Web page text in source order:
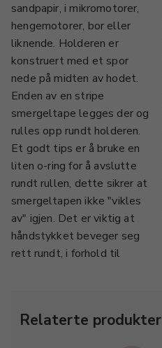
sandpapir, i mikromotorer,
hengemotorer, bor eller
liknende. Holderen er
konstruert med et spor
nede på midten av hodet.
Enden av en stripe
smergeltape legges der og
rulles opp rundt holderen.
Et godt tips er å bruke en
liten o-ring for å avslutte
rundt rullen, dette sikrer at
smergeltapen ikke "vikles
av" igjen. Det er viktig at
håndstykket beveger seg
rett rundt, i forhold til
Relaterte produkter